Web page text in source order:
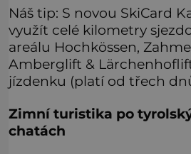
Náš tip: S novou SkiCard
využít celé kilometry
areálu Hochkössen,
Amberglift &
jízdenku (platí od třech
Zimní turistika po
chatách